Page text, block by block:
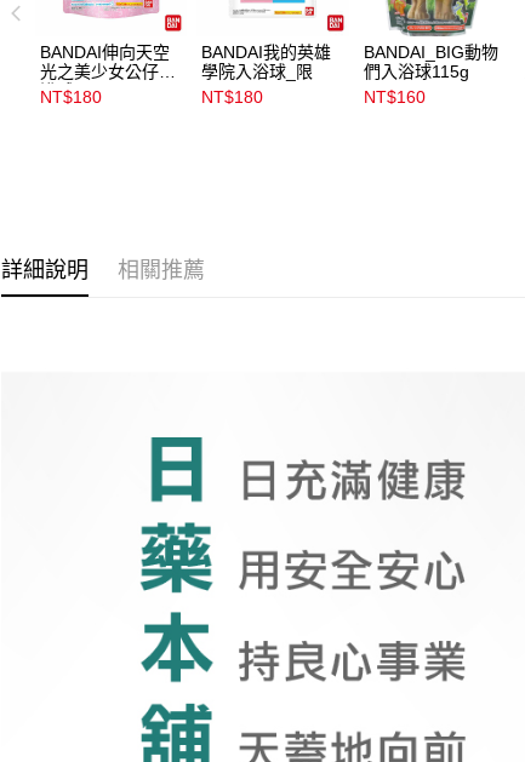
BANDAI伸向天空
光之美少女公仔入
浴球2023
NT$180
BANDAI我的英雄
學院入浴球_限
NT$180
BANDAI_BIG動物
們入浴球115g
NT$160
詳細說明 相關推薦